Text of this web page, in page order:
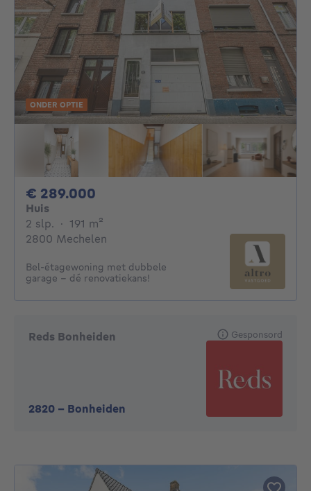
ONDER OPTIE
€ 289.000
Huis
2 slp. 2 slaapkamers
· 191 m²
2800 Mechelen
Bel-étagewoning met dubbele
garage – dé renovatiekans!
Reds Bonheiden
2820 - Bonheiden
Gesponsord